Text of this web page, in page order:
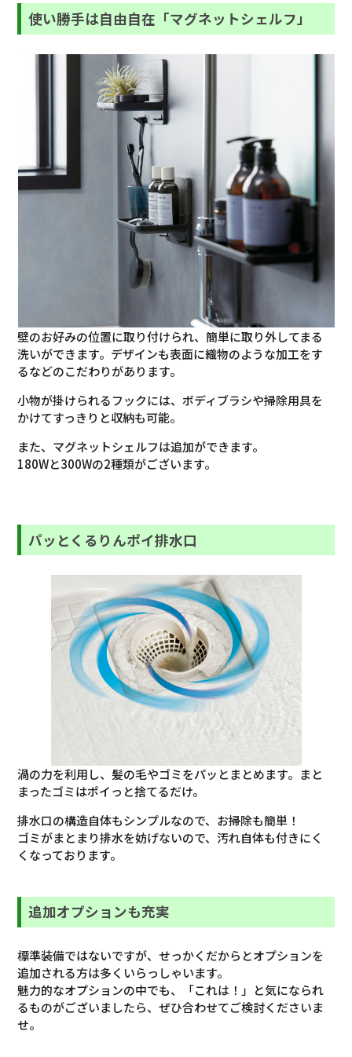
使い勝手は自由自在「マグネットシェルフ」
壁のお好みの位置に取り付けられ、簡単に取り外してまる
洗いができます。デザインも表面に織物のような加工をす
るなどのこだわりがあります。
小物が掛けられるフックには、ボディブラシや掃除用具を
かけてすっきりと収納も可能。
また、マグネットシェルフは追加ができます。
180Wと300Wの2種類がございます。
パッとくるりんポイ排水口
渦の力を利用し、髪の毛やゴミをパッとまとめます。まと
まったゴミはポイっと捨てるだけ。
排水口の構造自体もシンプルなので、お掃除も簡単！
ゴミがまとまり排水を妨げないので、汚れ自体も付きにく
くなっております。
追加オプションも充実
標準装備ではないですが、せっかくだからとオプションを
追加される方は多くいらっしゃいます。
魅力的なオプションの中でも、「これは！」と気になられ
るものがございましたら、ぜひ合わせてご検討くださいま
せ。